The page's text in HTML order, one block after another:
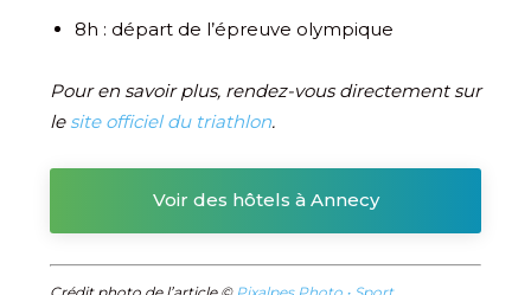
8h : départ de l’épreuve olympique
Pour en savoir plus, rendez-vous directement sur
le site officiel du triathlon.
Voir des hôtels à Annecy